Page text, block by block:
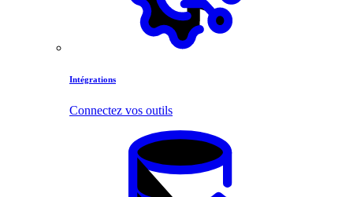
Intégrations
Connectez vos outils